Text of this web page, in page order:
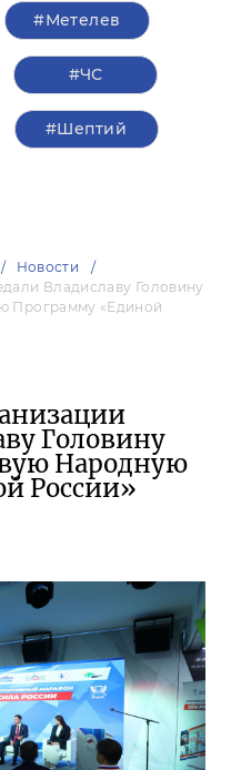
#Метелев
#ЧС
#Шептий
Новости
Владиславу Головину
Программу «Единой
Головину
Народную
России»